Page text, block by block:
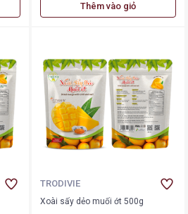
Thêm vào giỏ
TRODIVIE
Xoài sấy dẻo muối ớt 500g